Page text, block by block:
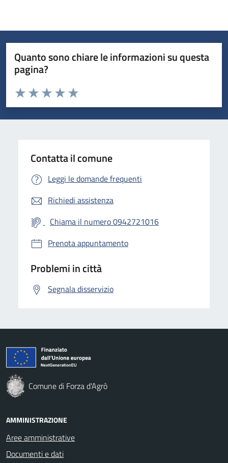
Quanto sono chiare le informazioni su questa
pagina?
Valuta da 1 a 5 stelle la pagina
Valuta 5 stelle su 5
Valuta 4 stelle su 5
Valuta 3 stelle su 5
Valuta 2 stelle su 5
Valuta 1 stelle su 5
Contatta il comune
Leggi le domande frequenti
Richiedi assistenza
Chiama il numero 0942721016
Prenota appuntamento
Problemi in città
Segnala disservizio
Comune di Forza d'Agrò
AMMINISTRAZIONE
Aree amministrative
Documenti e dati